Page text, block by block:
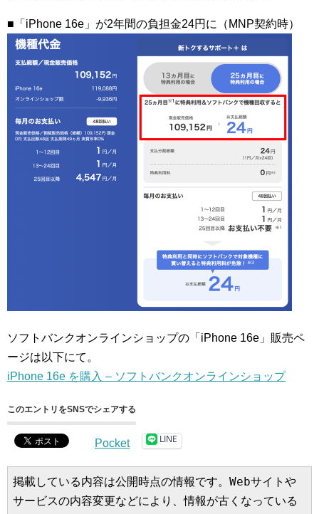
■「iPhone 16e」が2年間の負担金24円に（MNP契約時）
ソフトバンクオンラインショップの「iPhone 16e」販売ペ
ージは以下にて。
iPhone 16e を購入 – ソフトバンクオンラインショップ
このエントリをSNSでシェアする
Pocket LINE
掲載している内容は公開時点の情報です。Webサイトや
サービスの内容変更などにより、情報が古くなっている